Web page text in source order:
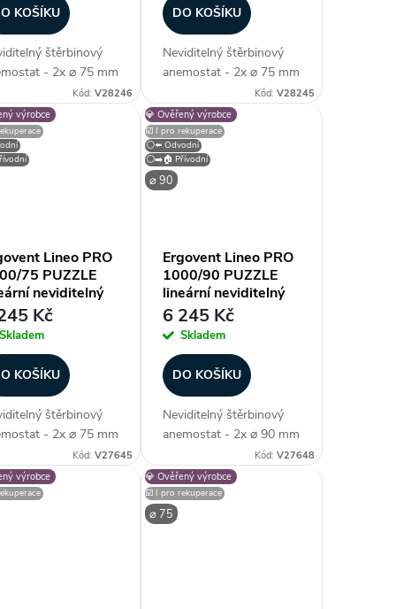
KOŠÍKU
štěrbinový
- 2x ⌀ 75 mm
potrubí), verze
- instalace do
průtok až
m³/h (na segment /
plenum box...
Kód:V28246
DO KOŠÍKU
Neviditelný štěrbinový
anemostat - 2x ⌀ 75 mm
(průměr potrubí), verze
SINGLE - instalace do
betonového stropu,
průtok až 120 m³/h (na
segment / lze řetězit),
plenum box...
Kód: V28245
výrobce
Lineo PRO
75 PUZZLE
neviditelný
difuzor
Kč
Skladem
KOŠÍKU
štěrbinový
- 2x ⌀ 75 mm
potrubí), verze
PUZZLE -
do
Kód:V27645
⌀ 90
💎 Ověřený výrobce
⚪⬅️ Odvodní
⚪➡️🏠 Přívodní
☑️ I pro rekuperace
Ergovent Lineo PRO
1000/90 PUZZLE
lineární neviditelný
štěrbinový difuzor
6 245 Kč
Skladem
DO KOŠÍKU
Neviditelný štěrbinový
anemostat - 2x ⌀ 90 mm
(průměr potrubí), verze
PROFILE PUZZLE -
instalace do
sádrokartonu, průtok až
Kód: V27648
výrobce 💎 Ověřený výrobce
⌀ 75
☑️ I pro rekuperace